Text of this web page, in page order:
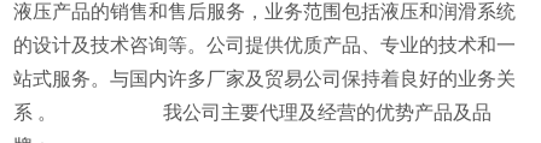
液压产品的销售和售后服务，业务范围包括液压和润滑系统
的设计及技术咨询等。公司提供优质产品、专业的技术和一
站式服务。与国内许多厂家及贸易公司保持着良好的业务关
系 。 我公司主要代理及经营的优势产品及品